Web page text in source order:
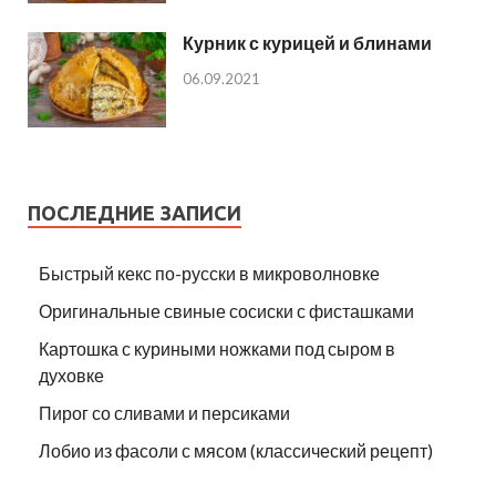
Курник с курицей и блинами
06.09.2021
ПОСЛЕДНИЕ ЗАПИСИ
Быстрый кекс по-русски в микроволновке
Оригинальные свиные сосиски с фисташками
Картошка с куриными ножками под сыром в
духовке
Пирог со сливами и персиками
Лобио из фасоли с мясом (классический рецепт)